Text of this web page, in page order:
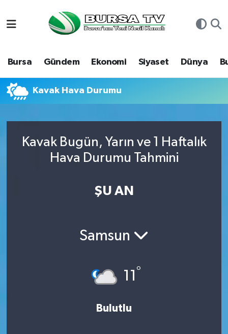
Bursa Gündem Ekonomi Siyaset Dünya
Kavak Hava Durumu
Kavak Bugün, Yarın ve 1 Haftalık
Hava Durumu Tahmini
ŞU AN
Samsun
11 °
Bulutlu
Bursa
Dünya
Ekonomi
Hava Durumu
Namaz Vakitleri
Süper Lig Puan Durumu ve Fikstür
Son Dakika Haberleri